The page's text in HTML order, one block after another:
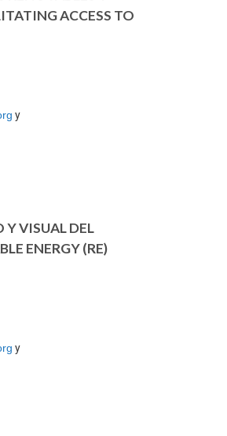
ACCESS TO
y
VISUAL DEL
ENERGY (RE)
y